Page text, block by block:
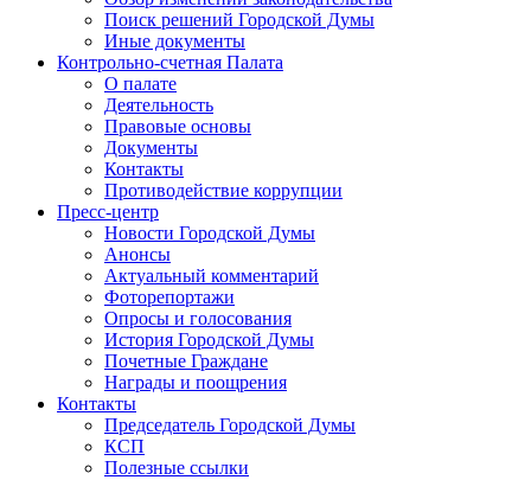
Поиск решений Городской Думы
Иные документы
Контрольно-счетная Палата
О палате
Деятельность
Правовые основы
Документы
Контакты
Противодействие коррупции
Пресс-центр
Новости Городской Думы
Анонсы
Актуальный комментарий
Фоторепортажи
Опросы и голосования
История Городской Думы
Почетные Граждане
Награды и поощрения
Контакты
Председатель Городской Думы
КСП
Полезные ссылки